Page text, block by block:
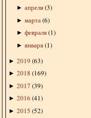
► апреля(3)
► марта(6)
► февраля(1)
► января(1)
► 2019 (63)
► 2018 (169)
► 2017 (39)
► 2016 (41)
► 2015 (52)